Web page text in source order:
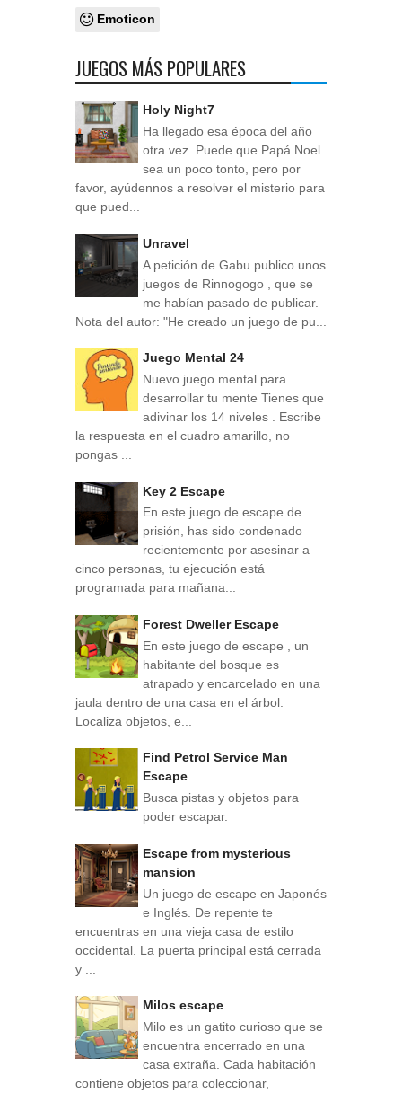
Emoticon
JUEGOS MÁS POPULARES
Holy Night7
Ha llegado esa época del año
otra vez. Puede que Papá Noel
sea un poco tonto, pero por
favor, ayúdennos a resolver el misterio para
que pued...
Unravel
A petición de Gabu publico unos
juegos de Rinnogogo , que se
me habían pasado de publicar.
Nota del autor: "He creado un juego de pu...
Juego Mental 24
Nuevo juego mental para
desarrollar tu mente Tienes que
adivinar los 14 niveles . Escribe
la respuesta en el cuadro amarillo, no
pongas ...
Key 2 Escape
En este juego de escape de
prisión, has sido condenado
recientemente por asesinar a
cinco personas, tu ejecución está
programada para mañana...
Forest Dweller Escape
En este juego de escape , un
habitante del bosque es
atrapado y encarcelado en una
jaula dentro de una casa en el árbol.
Localiza objetos, e...
Find Petrol Service Man
Escape
Busca pistas y objetos para
poder escapar.
Escape from mysterious
mansion
Un juego de escape en Japonés
e Inglés. De repente te
encuentras en una vieja casa de estilo
occidental. La puerta principal está cerrada
y ...
Milos escape
Milo es un gatito curioso que se
encuentra encerrado en una
casa extraña. Cada habitación
contiene objetos para coleccionar,